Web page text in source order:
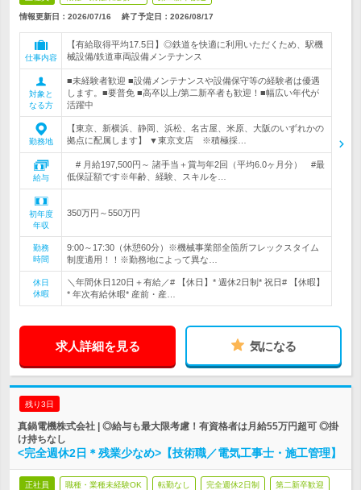
情報更新日：2026/07/16 終了予定日： 2026/08/17
仕事内容
【有給取得平均17.5日】◎鉄道を快適に利用いただくため、駅機
械設備/鉄道車両設備メンテナンス
対象と
なる方
■未経験者歓迎 ■設備メンテナンスや設備保守等の経験者は優遇
します。■要普免 ■高卒以上/第二新卒者も歓迎！■幅広い年代が
活躍中
勤務地
【東京、新横浜、静岡、浜松、名古屋、米原、大阪のいずれかの
拠点に配属します】 ▼東京支店 ※積極採…
給与
# 月給197,500円～ 諸手当＋賞与年2回（平均6.0ヶ月分） #最
低保証額です※年齢、経験、スキルを…
初年度
年収
350万円～550万円
勤務
時間
9:00～17:30（休憩60分）※機械事業部全箇所フレックスタイム
制度適用！！※勤務地によって異な…
休日
休暇
＼年間休日120日＋有給／# 【休日】* 週休2日制* 祝日# 【休暇】
* 年次有給休暇* 産前・産…
求人詳細を見る 気になる
残り3日
真鍋電機株式会社 | ◎給与も最大限考慮！有資格者は月給55万円超可 ◎掛
け持ちなし
<完全週休2日＊残業少なめ>【技術職／電気工事士・施工管理】
正社員 職種・業種未経験OK 転勤なし 完全週休2日制 第二新卒歓迎